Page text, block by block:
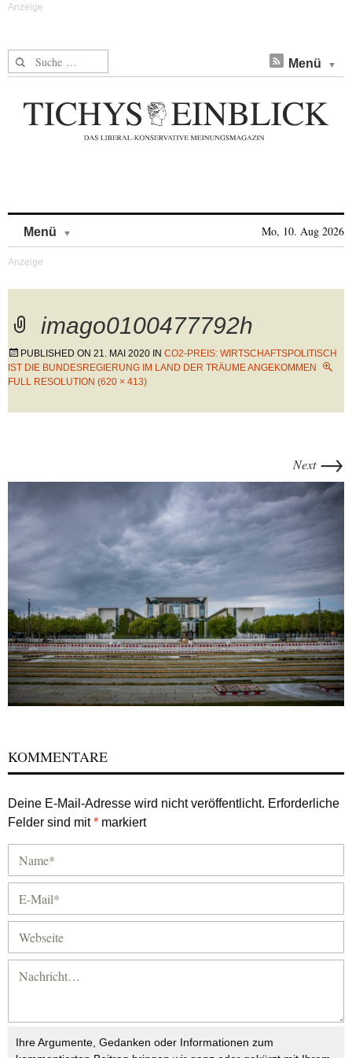
Suche nach: Menü
Menü Mo, 10. Aug 2026
imago0100477792h
PUBLISHED ON 21. MAI 2020 IN CO2-PREIS: WIRTSCHAFTSPOLITISCH
IST DIE BUNDESREGIERUNG IM LAND DER TRÄUME ANGEKOMMEN
FULL RESOLUTION (620 × 413)
Next →
KOMMENTARE
Deine E-Mail-Adresse wird nicht veröffentlicht. Erforderliche
Felder sind mit* markiert
Ihre Argumente, Gedanken oder Informationen zum